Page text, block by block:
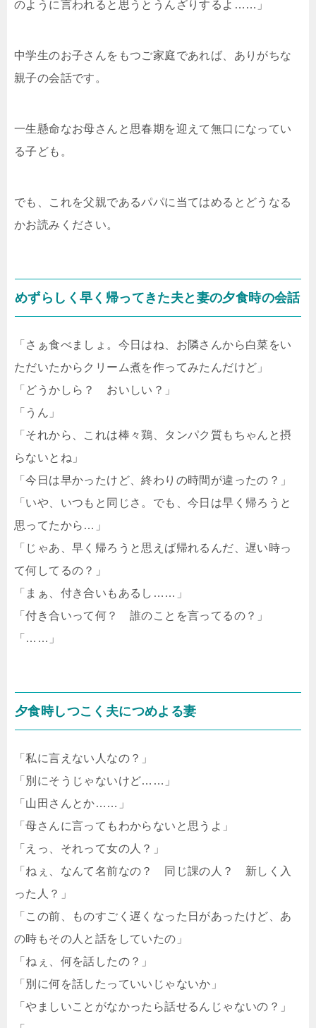
のように言われると思うとうんざりするよ……」
中学生のお子さんをもつご家庭であれば、ありがちな
親子の会話です。
一生懸命なお母さんと思春期を迎えて無口になってい
る子ども。
でも、これを父親であるパパに当てはめるとどうなる
かお読みください。
めずらしく早く帰ってきた夫と妻の夕食時の会話
「さぁ食べましょ。今日はね、お隣さんから白菜をい
ただいたからクリーム煮を作ってみたんだけど」
「どうかしら？ おいしい？」
「うん」
「それから、これは棒々鶏、タンパク質もちゃんと摂
らないとね」
「今日は早かったけど、終わりの時間が違ったの？」
「いや、いつもと同じさ。でも、今日は早く帰ろうと
思ってたから…」
「じゃあ、早く帰ろうと思えば帰れるんだ、遅い時っ
て何してるの？」
「まぁ、付き合いもあるし……」
「付き合いって何？ 誰のことを言ってるの？」
「……」
夕食時しつこく夫につめよる妻
「私に言えない人なの？」
「別にそうじゃないけど……」
「山田さんとか……」
「母さんに言ってもわからないと思うよ」
「えっ、それって女の人？」
「ねぇ、なんて名前なの？ 同じ課の人？ 新しく入
った人？」
「この前、ものすごく遅くなった日があったけど、あ
の時もその人と話をしていたの」
「ねぇ、何を話したの？」
「別に何を話したっていいじゃないか」
「やましいことがなかったら話せるんじゃないの？」